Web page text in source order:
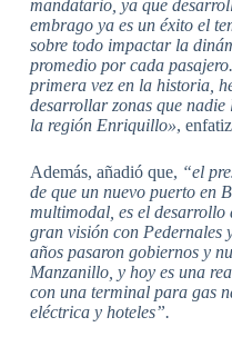
mandatario, ya que
embrago ya es un éxito el
sobre todo impactar la
promedio por cada
primera vez en la historia,
desarrollar zonas que nadie
la región Enriquillo»,
Además, añadió que, “el
de que un nuevo puerto en
multimodal, es el
gran visión con Pedernales
años pasaron gobiernos y
Manzanillo, y hoy es una
con una terminal para gas
eléctrica y hoteles”.